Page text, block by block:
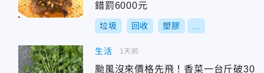
錯罰6000元
垃圾 回收 塑膠
生活
颱風沒來價格先飛！香菜一台斤破30
1天前